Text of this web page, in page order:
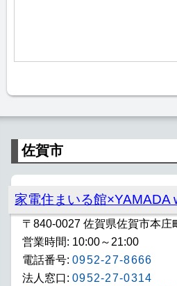
佐賀市
〒840-0027 佐賀県佐賀市本庄
営業時間: 10:00～21:00
電話番号: 0952-27-8666
法人窓口: 0952-27-0314